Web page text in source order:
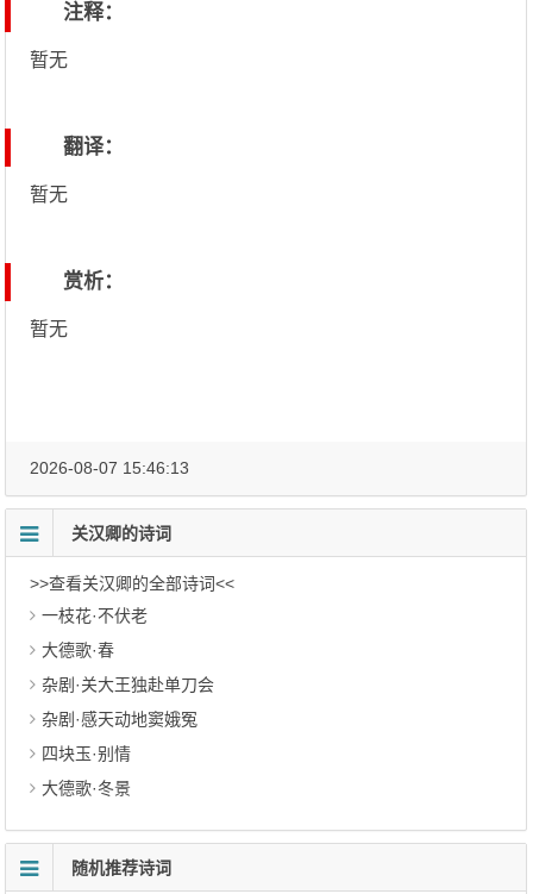
注释：
暂无
翻译：
暂无
赏析：
暂无
2026-08-07 15:46:13
关汉卿的诗词
>>查看关汉卿的全部诗词<<
一枝花·不伏老
大德歌·春
杂剧·关大王独赴单刀会
杂剧·感天动地窦娥冤
四块玉·别情
大德歌·冬景
随机推荐诗词